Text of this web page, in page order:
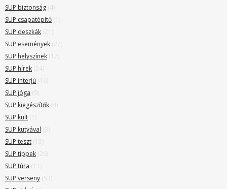
SUP biztonság (4)
SUP csapatépítő (1)
SUP deszkák (21)
SUP események (27)
SUP helyszínek (17)
SUP hírek (24)
SUP interjú (16)
SUP jóga (9)
SUP kiegészítők (4)
SUP kult (1)
SUP kutyával (3)
SUP teszt (13)
SUP tippek (26)
SUP túra (11)
SUP verseny (53)